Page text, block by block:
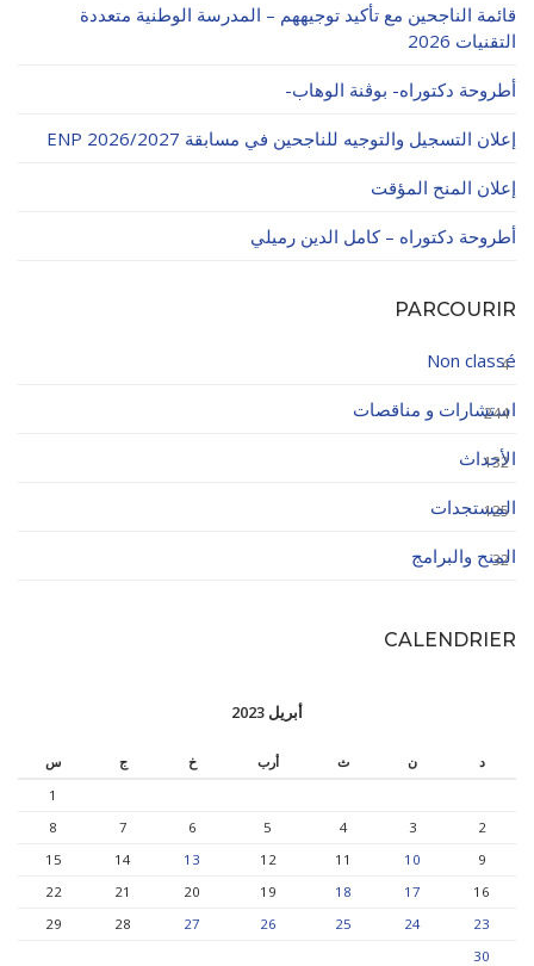
قائمة الناجحين مع تأكيد توجيههم – المدرسة الوطنية متعددة
التقنيات 2026
أطروحة دكتوراه- بوڨنة الوهاب-
إعلان التسجيل والتوجيه للناجحين في مسابقة ENP 2026/2027
إعلان المنح المؤقت
أطروحة دكتوراه – كامل الدين رميلي
PARCOURIR
Non classé
4
استشارات و مناقصات
244
الأحداث
132
المستجدات
125
المنح والبرامج
32
CALENDRIER
أبريل 2023
د ن ث أرب خ ج
س
1
2
3
4
5
6
7
8
9
10
11
12
13
14
15
16
17
18
19
20
21
22
23
24
25
26
27
28
29
30